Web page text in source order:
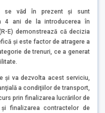
se văd în prezent și sunt
4 ani de la introducerea în
E) demonstrează că decizia
şi este factor de atragere a
de trenuri, ce a generat
şi va dezvolta acest serviciu,
a condiţiilor de transport,
prin finalizarea lucrărilor de
finalizarea contractelor de